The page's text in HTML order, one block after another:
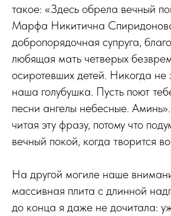
такое: «Здесь обрела вечный
Марфа Никитична
добропорядочная супруга,
любящая мать четверых
осиротевших детей. Никогда не
наша голубушка. Пусть поют
песни ангелы небесные.
читая эту фразу, потому что
вечный покой, когда творится
На другой могиле наше
массивная плита с длинной
до конца я даже не дочитала: